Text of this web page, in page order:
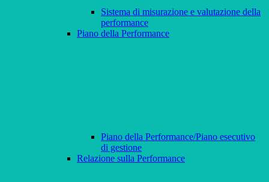
Sistema di misurazione e valutazione della
performance
Piano della Performance
Piano della Performance/Piano esecutivo
di gestione
Relazione sulla Performance